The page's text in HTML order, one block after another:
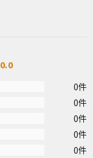
0.0
0件
0件
0件
0件
0件